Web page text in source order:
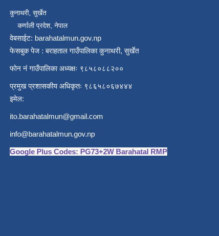
कुनाथरी, सुर्खेत
कर्णाली प्रदेश, नेपाल
वेबसाईट: barahatalmun.gov.np
फेसबुक पेज : बराहताल गाउँपालिका कुनाथरी, सुर्खेत
फोन नं गाउँपालिका अध्यक्षः ९८५८०८८२००
प्रमुख प्रशासकीय अधिकृतः ९८६५८०६७४४४
इमेल:
ito.barahatalmun@gmail.com
info@barahatalmun.gov.np
Google Plus Codes: PG73+2W Barahatal RMP